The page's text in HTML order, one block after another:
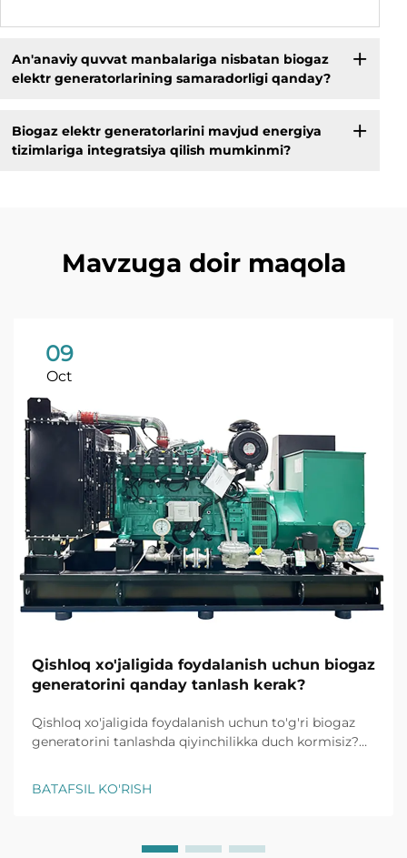
An'anaviy quvvat manbalariga nisbatan biogaz
elektr generatorlarining samaradorligi qanday?
Biogaz elektr generatorlarini mavjud energiya
tizimlariga integratsiya qilish mumkinmi?
Mavzuga doir maqola
09
Oct
Qishloq xo'jaligida foydalanish uchun biogaz
generatorini qanday tanlash kerak?
Qishloq xo'jaligida foydalanish uchun to'g'ri biogaz
generatorini tanlashda qiyinchilikka duch kormisiz?
haqida ma'lumot oling. Bepul xaridorga nazorat
BATAFSIL KO'RISH